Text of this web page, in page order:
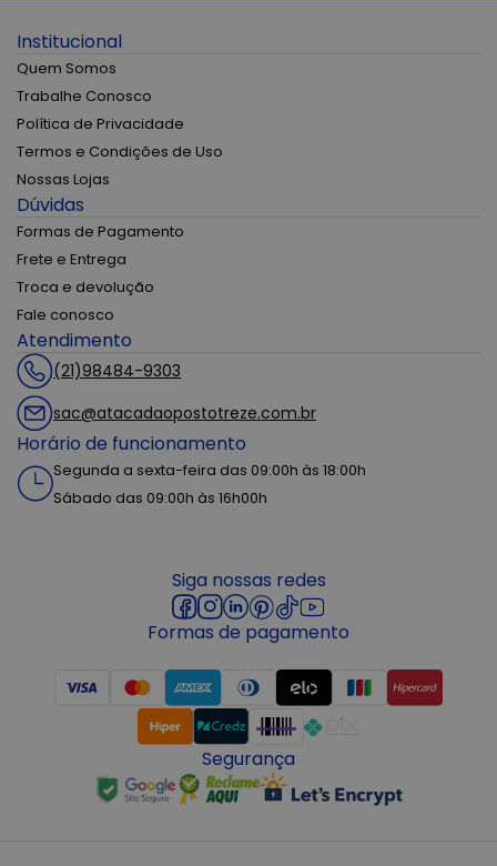
Institucional
Quem Somos
Trabalhe Conosco
Política de Privacidade
Termos e Condições de Uso
Nossas Lojas
Dúvidas
Formas de Pagamento
Frete e Entrega
Troca e devolução
Fale conosco
Atendimento
(21)98484-9303
sac@atacadaopostotreze.com.br
Horário de funcionamento
Segunda a sexta-feira das 09:00h às 18:00h
Sábado das 09:00h às 16h00h
Siga nossas redes
Formas de pagamento
Segurança